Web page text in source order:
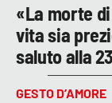
«La morte
vita sia
saluto alla
GESTO D’AMORE